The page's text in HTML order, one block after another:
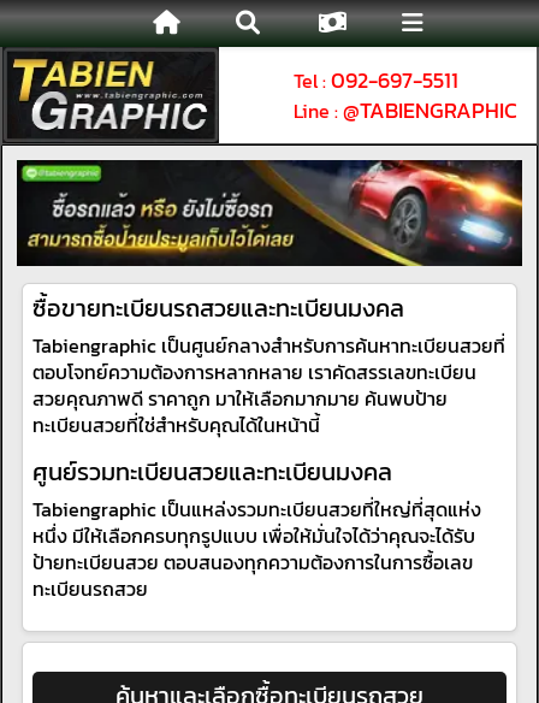
Tel :092-697-5511
Line :@TABIENGRAPHIC
ซื้อขายทะเบียนรถสวยและทะเบียนมงคล
Tabiengraphic เป็นศูนย์กลางสำหรับการค้นหาทะเบียนสวยที่
ตอบโจทย์ความต้องการหลากหลาย เราคัดสรรเลขทะเบียน
สวยคุณภาพดี ราคาถูก มาให้เลือกมากมาย ค้นพบป้าย
ทะเบียนสวยที่ใช่สำหรับคุณได้ในหน้านี้
ศูนย์รวมทะเบียนสวยและทะเบียนมงคล
Tabiengraphic เป็นแหล่งรวมทะเบียนสวยที่ใหญ่ที่สุดแห่ง
หนึ่ง มีให้เลือกครบทุกรูปแบบ เพื่อให้มั่นใจได้ว่าคุณจะได้รับ
ป้ายทะเบียนสวย ตอบสนองทุกความต้องการในการซื้อเลข
ทะเบียนรถสวย
ค้นหาและเลือกซื้อทะเบียนรถสวย